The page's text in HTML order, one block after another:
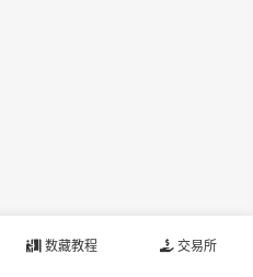
数藏教程 交易所